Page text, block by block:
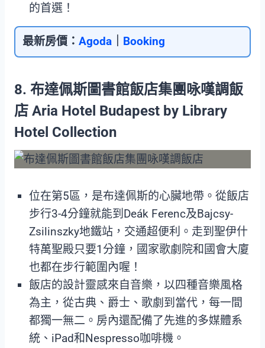
的首選！
最新房價： Agoda｜ Booking
8. 布達佩斯圖書館飯店集團咏嘆調飯
店 Aria Hotel Budapest by Library
Hotel Collection
位在第5區，是布達佩斯的心臟地帶。從飯店
步行3-4分鐘就能到Deák Ferenc及Bajcsy-
Zsilinszky地鐵站，交通超便利。走到聖伊什
特萬聖殿只要1分鐘，國家歌劇院和國會大廈
也都在步行範圍內喔！
飯店的設計靈感來自音樂，以四種音樂風格
為主，從古典、爵士、歌劇到當代，每一間
都獨一無二。房內還配備了先進的多媒體系
統、iPad和Nespresso咖啡機。